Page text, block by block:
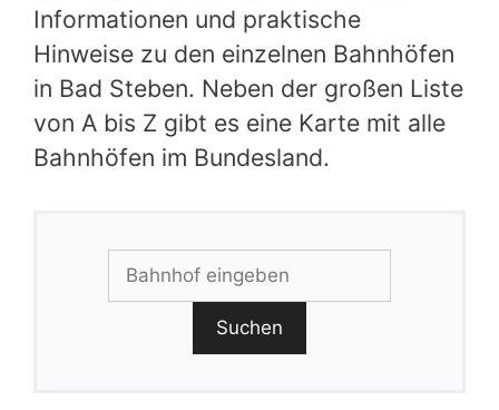
Informationen und praktische
Hinweise zu den einzelnen Bahnhöfen
in Bad Steben. Neben der großen Liste
von A bis Z gibt es eine Karte mit alle
Bahnhöfen im Bundesland.
Suchen